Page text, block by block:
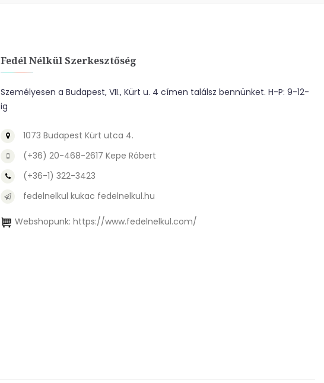
Fedél Nélkül Szerkesztőség
Személyesen a Budapest, VII., Kürt u. 4 címen találsz bennünket. H-P: 9-12-
ig
1073 Budapest Kürt utca 4.
(+36) 20-468-2617 Kepe Róbert
(+36-1) 322-3423
fedelnelkul kukac fedelnelkul.hu
Webshopunk: https://www.fedelnelkul.com/